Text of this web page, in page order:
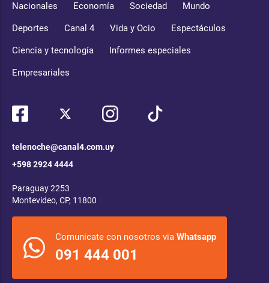
Nacionales Economía Sociedad Mundo
Deportes Canal 4 Vida y Ocio Espectáculos
Ciencia y tecnología Informes especiales
Empresariales
telenoche@canal4.com.uy
+598 2924 4444
Paraguay 2253
Montevideo, CP, 11800
Comunicate con nosotros via Whatsapp
091 444 001